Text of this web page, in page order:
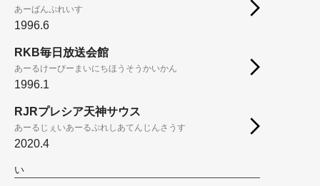
あーばんぷれいす
1996.6
RKB毎日放送会館
あーるけーびーまいにちほうそうかいかん
1996.1
RJRプレシア天神サウス
あーるじぇいあーるぷれしあてんじんさうす
2020.4
い